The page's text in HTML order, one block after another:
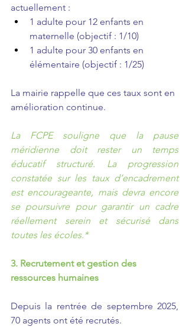
actuellement :
1 adulte pour 12 enfants en
maternelle (objectif : 1/10)
1 adulte pour 30 enfants en
élémentaire (objectif : 1/25)
La mairie rappelle que ces taux sont en
amélioration continue.
La FCPE souligne que la pause
méridienne doit rester un temps
éducatif structuré. La progression
constatée sur les taux d’encadrement
est encourageante, mais devra encore
se poursuivre pour garantir un cadre
réellement serein et sécurisé dans
toutes les écoles.*
3. Recrutement et gestion des
ressources humaines
Depuis la rentrée de septembre 2025,
70 agents ont été recrutés.